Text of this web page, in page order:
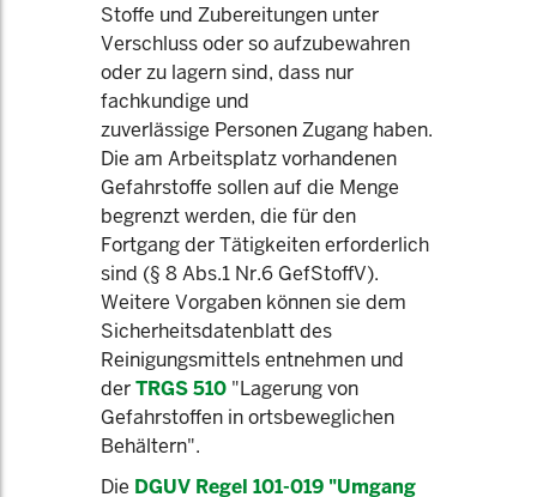
Stoffe und Zubereitungen unter
Verschluss oder so aufzubewahren
oder zu lagern sind, dass nur
fachkundige und
zuverlässige Personen Zugang haben.
Die am Arbeitsplatz vorhandenen
Gefahrstoffe sollen auf die Menge
begrenzt werden, die für den
Fortgang der Tätigkeiten erforderlich
sind (§ 8 Abs.1 Nr.6 GefStoffV).
Weitere Vorgaben können sie dem
Sicherheitsdatenblatt des
Reinigungsmittels entnehmen und
derTRGS 510 "Lagerung von
Gefahrstoffen in ortsbeweglichen
Behältern".
Die DGUV Regel 101-019 "Umgang